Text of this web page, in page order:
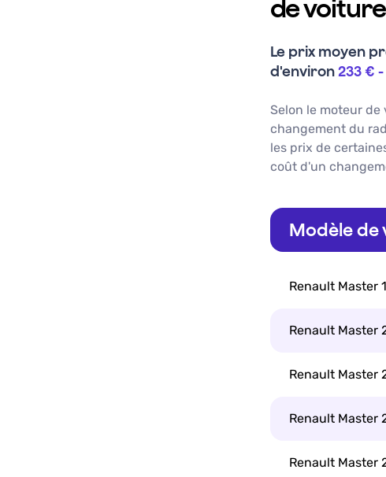
de
Le prix moyen
d'environ233 € -
Selon le moteur de
changement du
les prix de
coût d'un
Modèle de
Renault Master
Renault Master
Renault Master
Renault Master
Renault Master